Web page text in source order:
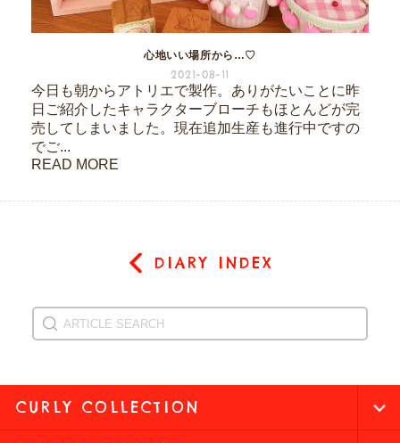
心地いい場所から…♡
2021-08-11
今日も朝からアトリエで製作。ありがたいことに昨
日ご紹介したキャラクターブローチもほとんどが完
売してしまいました。現在追加生産も進行中ですの
でご...
READ MORE
DIARY INDEX
CURLY COLLECTION